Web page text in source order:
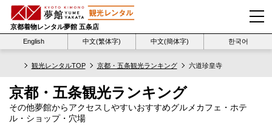
京都着物レンタル夢館 五条店
English
中文(繁体字) 中文(簡体字) 한국어
観光レンタルTOP 京都・五条観光ランキング 六道珍皇寺
京都・五条観光ランキング
その他夢館からアクセスしやすいおすすめグルメカフェ・ホテ
ル・ショップ・穴場